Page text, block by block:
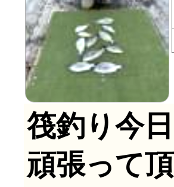
筏釣り今
頑張って